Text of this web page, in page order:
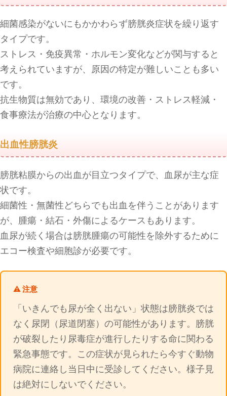
細菌感染がないにもかかわらず膀胱炎症状を繰り返す
タイプです。
ストレス・免疫異常・ホルモン変化などが関与すると
考えられていますが、原因の特定が難しいことも多い
です。
抗生物質は無効であり、環境の改善・ストレス軽減・
食事療法が治療の中心となります。
出血性膀胱炎
膀胱粘膜からの出血が目立つタイプで、血尿が主な症
状です。
細菌性・無菌性どちらでも出血を伴うことがあります
が、腫瘍・結石・外傷によるケースもあります。
血尿が続く場合は膀胱腫瘍の可能性を除外するために
エコー検査や細胞診が必要です。
⚠️ 注意
「いきんでも尿が全く出ない」状態は膀胱炎では
なく尿閉（尿道閉塞）の可能性があります。膀胱
が破裂したり尿毒症が進行したりする命に関わる
緊急事態です。この症状が見られたら今すぐ動物
病院に連絡し当日中に受診してください。様子見
は絶対にしないでください。